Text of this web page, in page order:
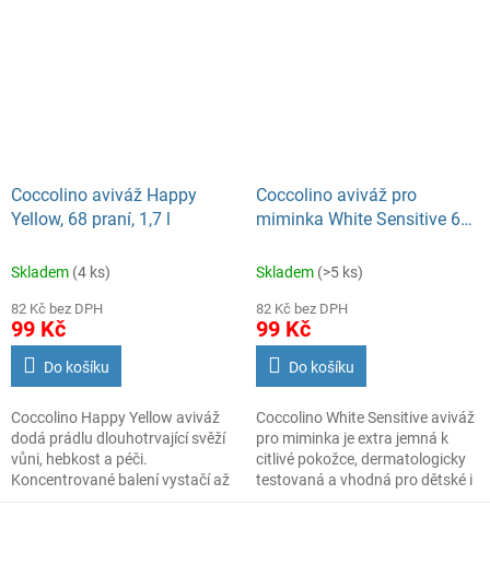
Coccolino aviváž Happy
Yellow, 68 praní, 1,7 l
Skladem (4 ks)
82 Kč bez DPH
99 Kč
Do košíku
Coccolino Happy Yellow aviváž
dodá prádlu dlouhotrvající svěží
vůni, hebkost a péči.
Koncentrované balení vystačí až
Coccolino aviváž pro
miminka White Sensitive 68
Skladem (>5 ks)
82 Kč bez DPH
99 Kč
Do košíku
Coccolino White Sensitive aviváž
pro miminka je extra jemná k
citlivé pokožce, dermatologicky
testovaná a vhodná pro dětské i